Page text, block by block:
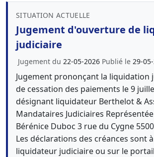
SITUATION ACTUELLE
Jugement d'ouverture de
judiciaire
Jugement du 22-05-2026 Publié le 29-
Jugement prononçant la liquidation
de cessation des paiements le 9
désignant liquidateur Berthelot &
Mandataires Judiciaires
Bérénice Duboc 3 rue du Cygne
Les déclarations des créances sont
liquidateur judiciaire ou sur le